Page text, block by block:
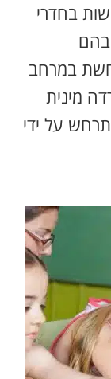
בחדרי
בהם
במרחב
מינית
על ידי